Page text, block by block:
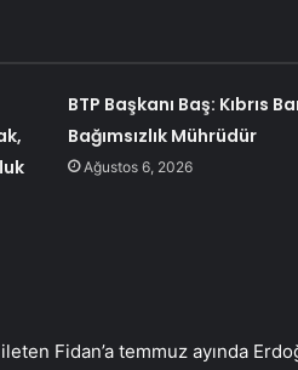
BTP Başkanı Baş: Kıbrıs
Bağımsızlık Mührüdür
Ağustos 6, 2026
Fidan’a temmuz ayında